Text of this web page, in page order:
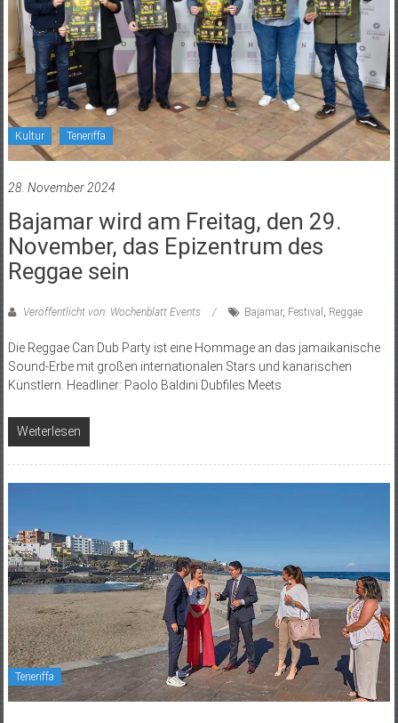
Kultur Teneriffa
28. November 2024
Bajamar wird am Freitag, den 29.
November, das Epizentrum des
Reggae sein
Veröffentlicht von: Wochenblatt Events Bajamar, Festival , Reggae
Die Reggae Can Dub Party ist eine Hommage an das jamaikanische
Sound-Erbe mit großen internationalen Stars und kanarischen
Künstlern. Headliner: Paolo Baldini Dubfiles Meets
Weiterlesen
Teneriffa